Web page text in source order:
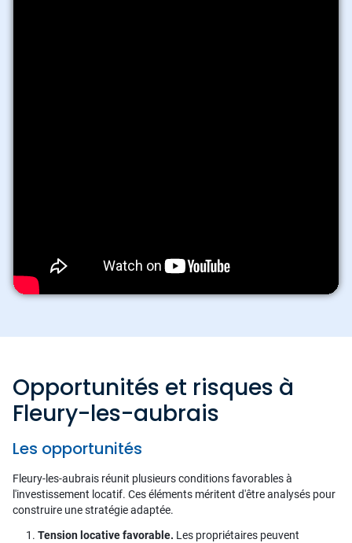
Opportunités et risques à
Fleury-les-aubrais
Les opportunités
Fleury-les-aubrais réunit plusieurs conditions favorables à
l'investissement locatif. Ces éléments méritent d'être analysés pour
construire une stratégie adaptée.
Tension locative favorable. Les propriétaires peuvent